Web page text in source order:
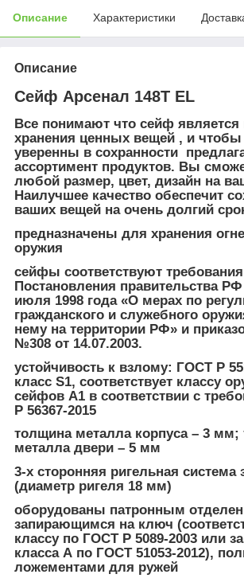
Описание Характеристики
Описание
Сейф Арсенал 148T EL
Все понимают что сейф
хранения ценных вещей , и
уверенны в сохранности
ассортимент продуктов. Вы
любой размер, цвет, дизайн на
Наилучшее качество обеспечит
ваших вещей на очень долгий
предназначены для хранения
оружия
сейфы соответствуют
Постановления правительства
июля 1998 года «О мерах по
гражданского и служебного
нему на территории РФ» и
№308 от 14.07.2003.
устойчивость к взлому: ГОСТ Р
класс S1, соответствует классу
сейфов А1 в соответствии с
Р 56367-2015
толщина металла корпуса – 3 мм;
металла двери – 5 мм
3-х сторонняя ригельная система
(диаметр ригеля 18 мм)
оборудованы патронным
запирающимся на ключ
классу по ГОСТ Р 5089-2003 или
класса А по ГОСТ 51053-2012),
ложементами для ружей